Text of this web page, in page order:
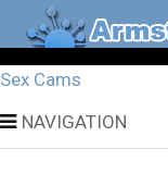
Sex Cams
NAVIGATION